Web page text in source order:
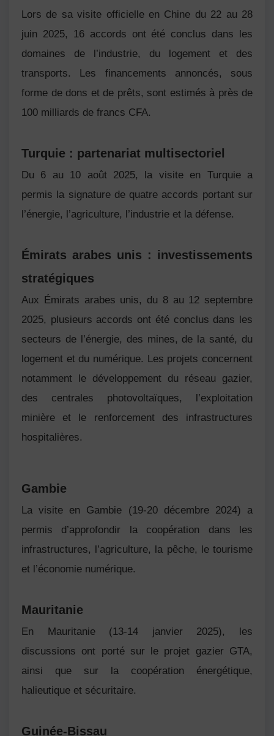
Lors de sa visite officielle en Chine du 22 au 28
juin 2025, 16 accords ont été conclus dans les
domaines de l’industrie, du logement et des
transports. Les financements annoncés, sous
forme de dons et de prêts, sont estimés à près de
100 milliards de francs CFA.
Turquie : partenariat multisectoriel
Du 6 au 10 août 2025, la visite en Turquiea
permis la signature de quatre accords portant sur
l’énergie, l’agriculture, l’industrie et la défense.
Émirats arabes unis : investissements
stratégiques
Aux Émirats arabes unis, du 8 au 12 septembre
2025, plusieurs accords ont été conclus dans les
secteurs de l’énergie, des mines, de la santé, du
logement et du numérique. Les projets concernent
notamment le développement du réseau gazier,
des centrales photovoltaïques, l’exploitation
minière et le renforcement des infrastructures
hospitalières.
Gambie
La visite en Gambie (19-20 décembre 2024) a
permis d’approfondir la coopération dans les
infrastructures, l’agriculture, la pêche, le tourisme
et l’économie numérique.
Mauritanie
En Mauritanie(13-14 janvier 2025), les
discussions ont porté sur le projet gazier GTA,
ainsi que sur la coopération énergétique,
halieutique et sécuritaire.
Guinée-Bissau